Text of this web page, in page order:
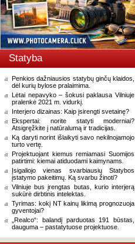
Statyba
Penkios dažniausios statybų ginčų klaidos,
dėl kurių bylose pralaimima.
Lėtai nepavyko – šokusi paklausa Vilniuje
pralenkė 2021 m. vidurkį.
Interjero dizainas: Kaip įsirengti svetainę?
Ekspertai: norite statyti moderniai?
Atsigręžkite į natūralumą ir tradicijas.
Ką daryti norint išlaikyti savo nekilnojamojo
turto vertę.
Projektuojant kiemus remiamasi Suomijos
patirtimi: kiemai atiduodami kaimynams.
Įsigaliojo vienas svarbiausių Statybos
įstatymo pakeitimų. Ką svarbu žinoti?
Vilniuje bus įrengtas butas, kurio interjerą
sukūrė dirbtinis intelektas.
Tyrimas: kokį NT kainų likimą prognozuoja
gyventojai?
„Realco“: balandį parduotas 191 būstas,
dauguma – pastatytuose projektuose.